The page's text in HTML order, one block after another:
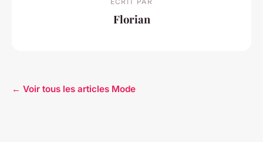
Florian
← Voir tous les articles Mode